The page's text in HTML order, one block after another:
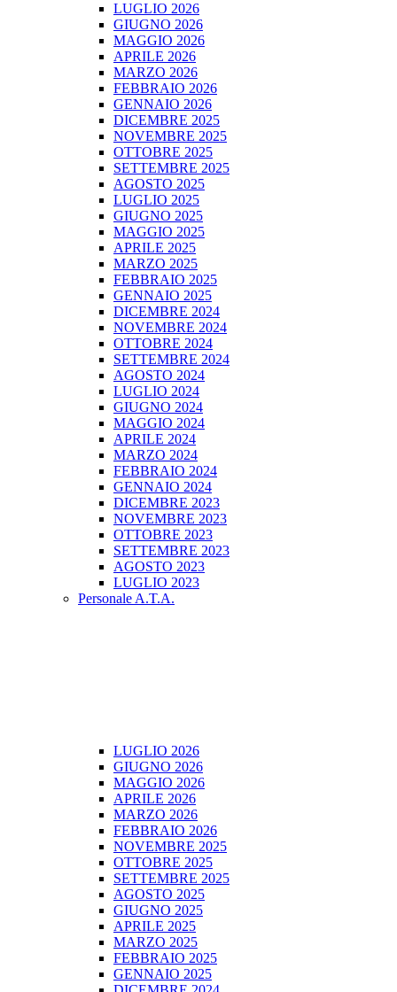
LUGLIO 2026
GIUGNO 2026
MAGGIO 2026
APRILE 2026
MARZO 2026
FEBBRAIO 2026
GENNAIO 2026
DICEMBRE 2025
NOVEMBRE 2025
OTTOBRE 2025
SETTEMBRE 2025
AGOSTO 2025
LUGLIO 2025
GIUGNO 2025
MAGGIO 2025
APRILE 2025
MARZO 2025
FEBBRAIO 2025
GENNAIO 2025
DICEMBRE 2024
NOVEMBRE 2024
OTTOBRE 2024
SETTEMBRE 2024
AGOSTO 2024
LUGLIO 2024
GIUGNO 2024
MAGGIO 2024
APRILE 2024
MARZO 2024
FEBBRAIO 2024
GENNAIO 2024
DICEMBRE 2023
NOVEMBRE 2023
OTTOBRE 2023
SETTEMBRE 2023
AGOSTO 2023
LUGLIO 2023
Personale A.T.A.
LUGLIO 2026
GIUGNO 2026
MAGGIO 2026
APRILE 2026
MARZO 2026
FEBBRAIO 2026
NOVEMBRE 2025
OTTOBRE 2025
SETTEMBRE 2025
AGOSTO 2025
GIUGNO 2025
APRILE 2025
MARZO 2025
FEBBRAIO 2025
GENNAIO 2025